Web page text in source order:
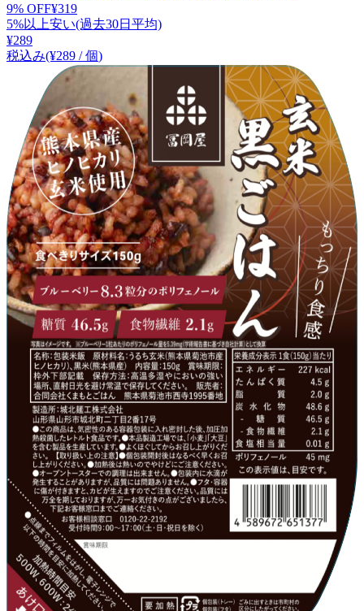
9% OFF¥319
5%以上安い(過去30日平均)
¥289
税込み(¥289 / 個)